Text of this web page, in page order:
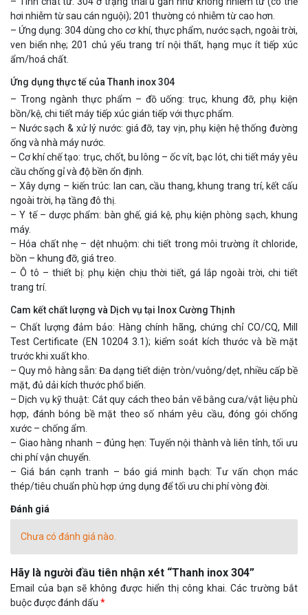
hơi nhiễm từ sau cán nguội); 201 thường có nhiễm từ cao hơn.
– Ứng dụng: 304 dùng cho cơ khí, thực phẩm, nước sạch, ngoài trời,
ven biển nhẹ; 201 chủ yếu trang trí nội thất, hạng mục ít tiếp xúc
ẩm/hoá chất.
Ứng dụng thực tế của Thanh inox 304
– Trong ngành thực phẩm – đồ uống: trục, khung đỡ, phụ kiện
bồn/kệ, chi tiết máy tiếp xúc gián tiếp với thực phẩm.
– Nước sạch & xử lý nước: giá đỡ, tay vịn, phụ kiện hệ thống đường
ống và nhà máy nước.
– Cơ khí chế tạo: trục, chốt, bu lông – ốc vít, bạc lót, chi tiết máy yêu
cầu chống gỉ và độ bền ổn định.
– Xây dựng – kiến trúc: lan can, cầu thang, khung trang trí, kết cấu
ngoài trời, hạ tầng đô thị.
– Y tế – dược phẩm: bàn ghế, giá kệ, phụ kiện phòng sạch, khung
máy.
– Hóa chất nhẹ – dệt nhuộm: chi tiết trong môi trường ít chloride,
bồn – khung đỡ, giá treo.
– Ô tô – thiết bị: phụ kiện chịu thời tiết, gá lắp ngoài trời, chi tiết
trang trí.
Cam kết chất lượng và Dịch vụ tại Inox Cường Thịnh
– Chất lượng đảm bảo: Hàng chính hãng, chứng chỉ CO/CQ, Mill
Test Certificate (EN 10204 3.1); kiểm soát kích thước và bề mặt
trước khi xuất kho.
– Quy mô hàng sẵn: Đa dạng tiết diện tròn/vuông/dẹt, nhiều cấp bề
mặt, đủ dải kích thước phổ biến.
– Dịch vụ kỹ thuật: Cắt quy cách theo bản vẽ bằng cưa/vật liệu phù
hợp, đánh bóng bề mặt theo số nhám yêu cầu, đóng gói chống
xước – chống ẩm.
– Giao hàng nhanh – đúng hẹn: Tuyến nội thành và liên tỉnh, tối ưu
chi phí vận chuyển.
– Giá bán cạnh tranh – báo giá minh bạch: Tư vấn chọn mác
thép/tiêu chuẩn phù hợp ứng dụng để tối ưu chi phí vòng đời.
Đánh giá
Chưa có đánh giá nào.
Hãy là người đầu tiên nhận xét “Thanh inox 304”
Email của bạn sẽ không được hiển thị công khai. Các trường bắt
buộc được đánh dấu *